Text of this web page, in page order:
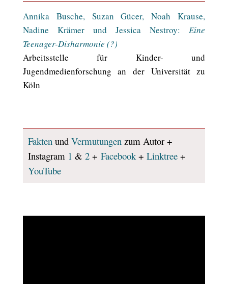
Annika Busche, Suzan Gücer, Noah Krause,
Nadine Krämer und Jessica Nestroy:Eine
Teenager-Disharmonie (?)
Arbeitsstelle für Kinder- und
Jugendmedienforschung an der Universität zu
Köln
Faktenund Vermutungenzum Autor +
Instagram 1 & 2+ Facebook+ Linktree+
YouTube